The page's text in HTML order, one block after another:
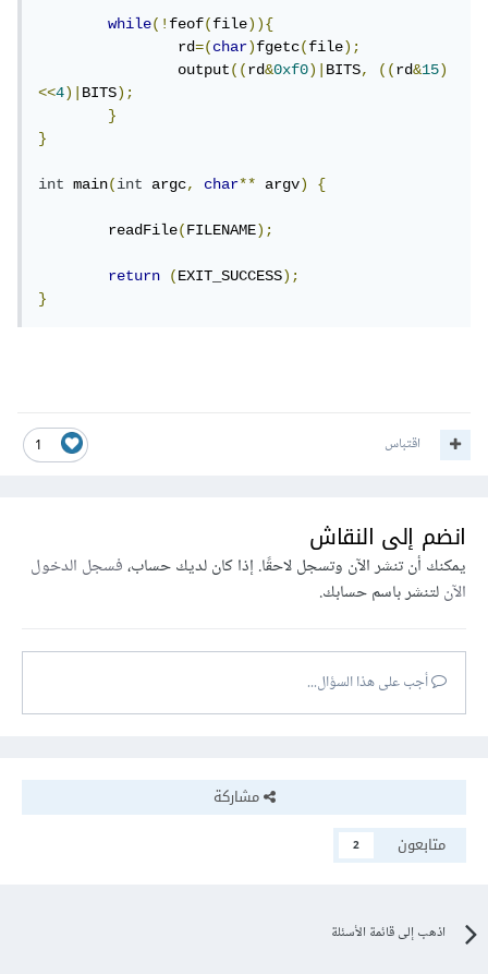
while(!feof(file)){
		rd
=(char)fgetc(file);
		output
((rd&0xf0)|BITS, ((rd&15)
<<4)|BITS);
}
}
int main(int argc, char** argv) {
	readFile
(FILENAME);
return (EXIT_SUCCESS);
}
1 اقتباس
انضم إلى النقاش
يمكنك أن تنشر الآن وتسجل لاحقًا. إذا كان لديك حساب،فسجل الدخول
الآنلتنشر باسم حسابك.
أجب على هذا السؤال...
مشاركة
متابعون
2
اذهب إلى قائمة الأسئلة